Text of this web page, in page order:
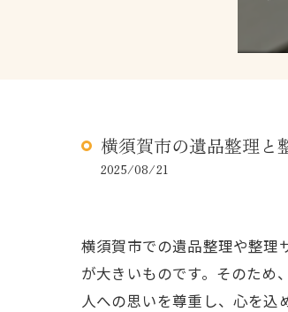
横須賀市の遺品整理と
2025/08/21
横須賀市での遺品整理や整理
が大きいものです。そのため
人への思いを尊重し、心を込